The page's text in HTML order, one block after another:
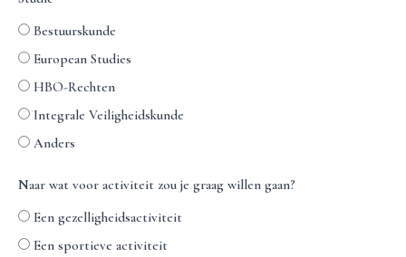
Bestuurskunde
European Studies
HBO-Rechten
Integrale Veiligheidskunde
Anders
Naar wat voor activiteit zou je graag willen gaan?
Een gezelligheidsactiviteit
Een sportieve activiteit